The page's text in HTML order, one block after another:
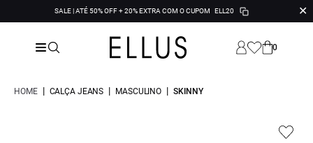
SALE | ATÉ 50% OFF + 20% EXTRA COM O CUPOM ELL20 ✕
0
HOME | CALÇA JEANS | MASCULINO | SKINNY